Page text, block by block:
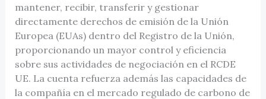
mantener, recibir, transferir y gestionar
directamente derechos de emisión de la Unión
Europea (EUAs) dentro del Registro de la Unión,
proporcionando un mayor control y eficiencia
sobre sus actividades de negociación en el RCDE
UE. La cuenta refuerza además las capacidades de
la compañía en el mercado regulado de carbono de